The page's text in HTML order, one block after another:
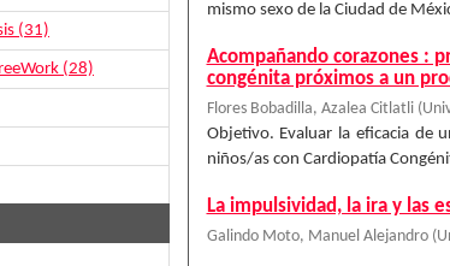
mismo sexo de la Ciudad de
Acompañando corazones :
congénita próximos a un
Flores Bobadilla, Azalea Citlatli (
Objetivo. Evaluar la eficacia de
niños/as con Cardiopatía
La impulsividad, la ira y las
Galindo Moto, Manuel Alejandro (
(31)
(28)